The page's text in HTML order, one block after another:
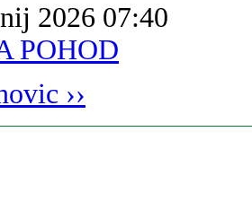
2026 07:40
POHOD
››